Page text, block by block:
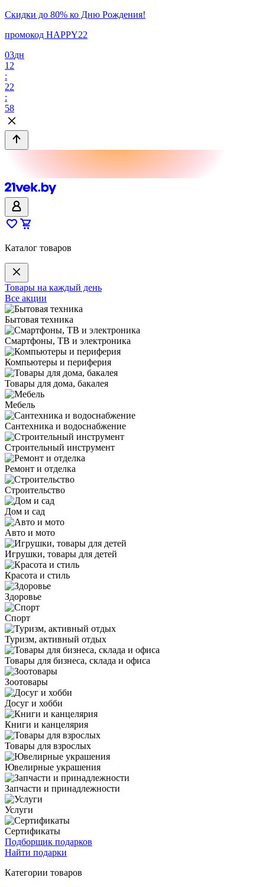
Скидки до 80% ко Дню Рождения!
промокод HAPPY22
03дн
12
:
22
:
58
Каталог товаров
Товары на каждый день
Все акции
Бытовая техника
Смартфоны, ТВ и электроника
Компьютеры и периферия
Товары для дома, бакалея
Мебель
Сантехника и водоснабжение
Строительный инструмент
Ремонт и отделка
Строительство
Дом и сад
Авто и мото
Игрушки, товары для детей
Красота и стиль
Здоровье
Спорт
Туризм, активный отдых
Товары для бизнеса, склада и офиса
Зоотовары
Досуг и хобби
Книги и канцелярия
Товары для взрослых
Ювелирные украшения
Запчасти и принадлежности
Услуги
Сертификаты
Подборщик подарков
Найти подарки
Категории товаров